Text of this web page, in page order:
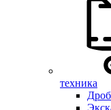
техника